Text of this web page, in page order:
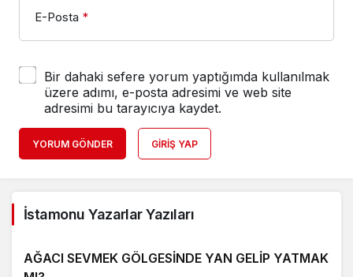
E-Posta *
Bir dahaki sefere yorum yaptığımda kullanılmak
üzere adımı, e-posta adresimi ve web site
adresimi bu tarayıcıya kaydet.
YORUM GÖNDER GIRIŞ YAP
İstamonu Yazarlar Yazıları
AĞACI SEVMEK GÖLGESİNDE YAN GELİP YATMAK